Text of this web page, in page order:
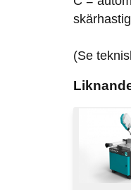
(Se